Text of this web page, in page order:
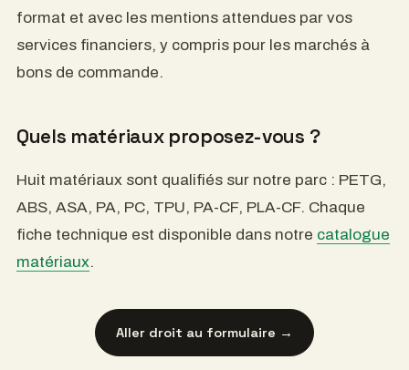
format et avec les mentions attendues par vos
services financiers, y compris pour les marchés à
bons de commande.
Quels matériaux proposez-vous ?
Huit matériaux sont qualifiés sur notre parc : PETG,
ABS, ASA, PA, PC, TPU, PA-CF, PLA-CF. Chaque
fiche technique est disponible dans notre catalogue
matériaux.
Aller droit au formulaire →